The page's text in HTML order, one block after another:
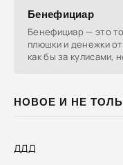
НОВОЕ И НЕ
ДДД
Бенефициар
Бенефициар — это
плюшки и денежки
как бы за кулисами,